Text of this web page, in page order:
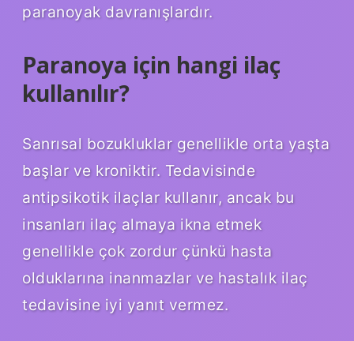
paranoyak davranışlardır.
Paranoya için hangi ilaç
kullanılır?
Sanrısal bozukluklar genellikle orta yaşta
başlar ve kroniktir. Tedavisinde
antipsikotik ilaçlar kullanır, ancak bu
insanları ilaç almaya ikna etmek
genellikle çok zordur çünkü hasta
olduklarına inanmazlar ve hastalık ilaç
tedavisine iyi yanıt vermez.